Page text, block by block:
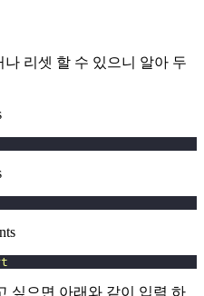
리셋 할 수 있으니 알아 두
싶으면 아래와 같이 입력 하